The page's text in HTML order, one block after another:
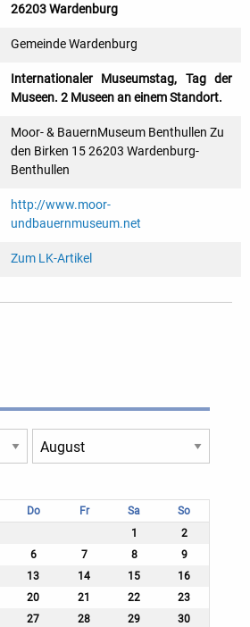
26203 Wardenburg
Gemeinde Wardenburg
Internationaler Museumstag, Tag der
Museen. 2 Museen an einem Standort.
Moor- & BauernMuseum Benthullen Zu
den Birken 15 26203 Wardenburg-
Benthullen
http://www.moor-
undbauernmuseum.net
Zum LK-Artikel
Do Fr Sa
So
1
2
6 7 8
9
13 14 15
16
20 21 22
23
27 28 29
30